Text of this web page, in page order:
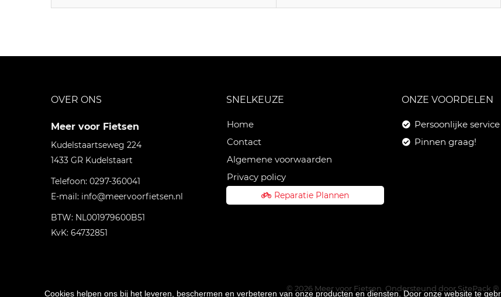
OVER ONS
Meer voor Fietsen
Kudelstaartseweg 224
1433 GR Kudelstaart
Telefoon: 0297-360041
E-mail: info@meervoorfietsen.nl
BTW: NL001979600B51
KvK: 64732851
SNELKEUZE
Home
Contact
Algemene voorwaarden
Privacy policy
Reparatie Plannen
ONZE VOORDELEN
Persoonlijke service
Pinnen graag!
© 2026 Meer voor Fietsen. Ondersteund door SitePack ®
Cookies helpen ons bij het leveren, beschermen en verbeteren van onze producten en diensten. Door onze website te